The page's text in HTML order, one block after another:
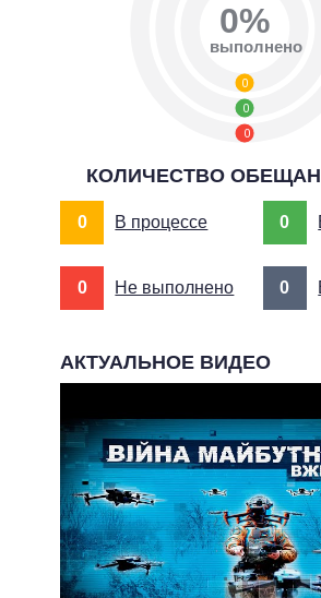
0
0
0
0%
выполнено
КОЛИЧЕСТВО
0 В процессе 0
0 Не выполнено 0
АКТУАЛЬНОЕ ВИДЕО